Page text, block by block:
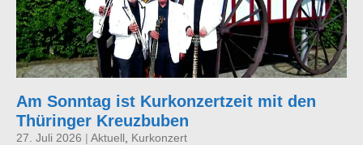
Am Sonntag ist Kurkonzertzeit mit den
Thüringer Kreuzbuben
27. Juli 2026 Aktuell , Kurkonzert